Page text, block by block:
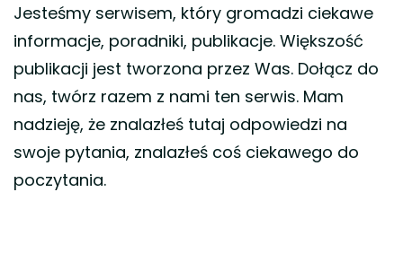
Jesteśmy serwisem, który gromadzi ciekawe
informacje, poradniki, publikacje. Większość
publikacji jest tworzona przez Was. Dołącz do
nas, twórz razem z nami ten serwis. Mam
nadzieję, że znalazłeś tutaj odpowiedzi na
swoje pytania, znalazłeś coś ciekawego do
poczytania.